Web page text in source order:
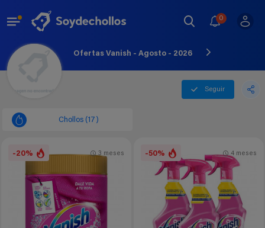
0
Ofertas Vanish - Agosto - 2026
Seguir
Chollos (17)
-20% 3 meses -50% 4 meses